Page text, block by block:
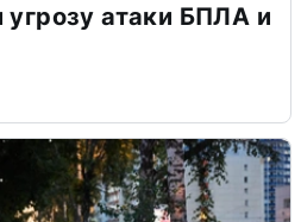
атаки БПЛА и